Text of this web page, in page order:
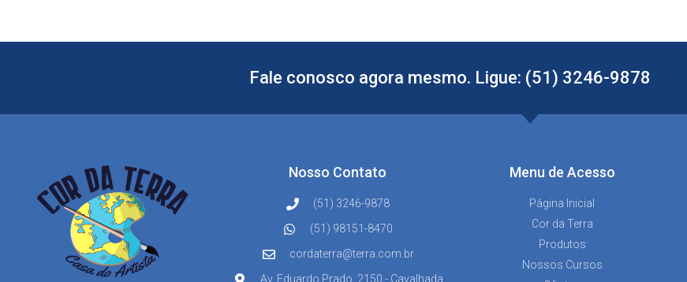
Fale conosco agora mesmo. Ligue: (51) 3246-9878
Nosso Contato
(51) 3246-9878
(51) 98151-8470
cordaterra@terra.com.br
Av. Eduardo Prado, 2150 - Cavalhada
Menu de Acesso
Página Inicial
Cor da Terra
Produtos
Nossos Cursos